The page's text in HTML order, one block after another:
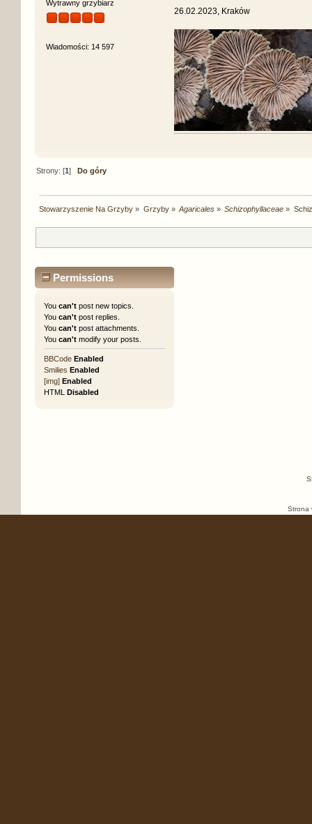
Wytrawny grzybiarz
Wiadomości: 14 597
26.02.2023, Kraków
Strony: [1]Do góry
Stowarzyszenie Na Grzyby » Grzyby» Agaricales» Schizophyllaceae »
Permissions
You can'tpost new topics.
You can'tpost replies.
You can'tpost attachments.
You can'tmodify your posts.
BBCode Enabled
Smilies Enabled
[img] Enabled
HTML Disabled
Strona